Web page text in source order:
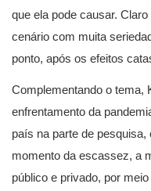
que ela pode causar.
cenário com muita
ponto, após os efeitos
Complementando o tema,
enfrentamento da
país na parte de
momento da escassez, a
público e privado, por